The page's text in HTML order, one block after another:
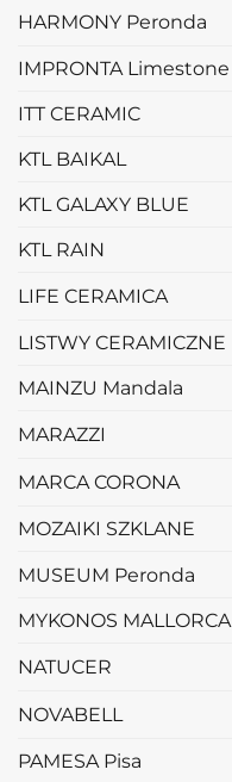
HARMONY Peronda
IMPRONTA Limestone
ITT CERAMIC
KTL BAIKAL
KTL GALAXY BLUE
KTL RAIN
LIFE CERAMICA
LISTWY CERAMICZNE
MAINZU Mandala
MARAZZI
MARCA CORONA
MOZAIKI SZKLANE
MUSEUM Peronda
MYKONOS MALLORCA
NATUCER
NOVABELL
PAMESA Pisa